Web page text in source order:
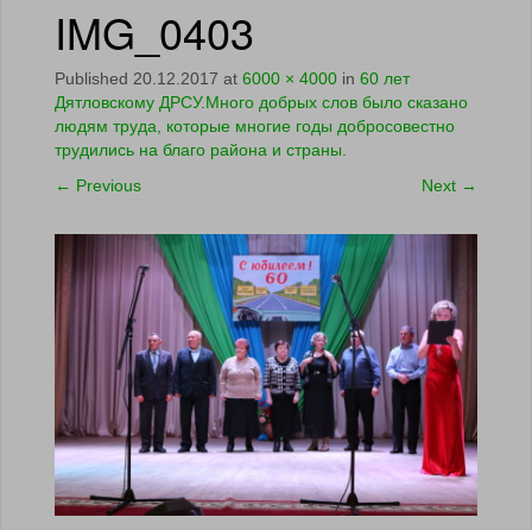
IMG_0403
Published 20.12.2017 at 6000 × 4000 in 60 лет
Дятловскому ДРСУ.Много добрых слов было сказано
людям труда, которые многие годы добросовестно
трудились на благо района и страны.
← Previous Next →